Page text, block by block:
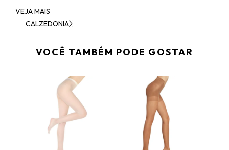
VEJA MAIS
CALZEDONIA
VOCÊ TAMBÉM PODE GOSTAR